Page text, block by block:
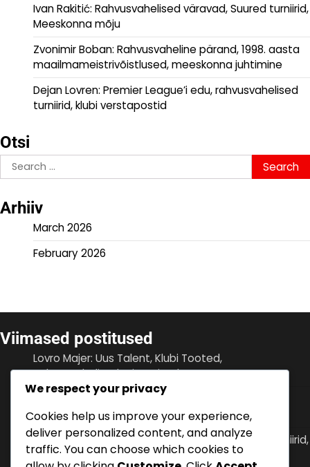
Ivan Rakitić: Rahvusvahelised väravad, Suured turniirid,
Meeskonna mõju
Zvonimir Boban: Rahvusvaheline pärand, 1998. aasta
maailmameistrivõistlused, meeskonna juhtimine
Dejan Lovren: Premier League’i edu, rahvusvahelised
turniirid, klubi verstapostid
Otsi
Search
for:
Arhiiv
March 2026
February 2026
Viimased postitused
Lovro Majer: Uus Talent, Klubi Tooted,
Rahvusvahelised Esinemised
Ante Rebić: Varajased päevad, Perekonna toetus,
Isiklikud väljakutsed
Ivan Rakitić: Rahvusvahelised väravad, Suured turniirid,
Meeskonna mõju
We respect your privacy
Cookies help us improve your experience,
deliver personalized content, and analyze
traffic. You can choose which cookies to